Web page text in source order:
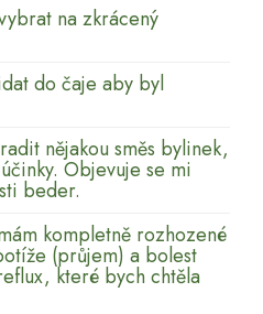
na zkrácený
do čaje aby byl
nějakou směs bylinek,
Objevuje se mi
beder.
kompletně rozhozené
(průjem) a bolest
které bych chtěla